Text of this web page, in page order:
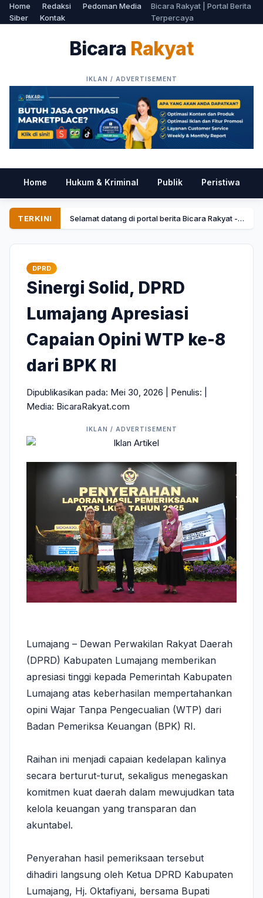
Home Redaksi
Pedoman Media
Siber
Kontak
Bicara Rakyat | Portal Berita
Terpercaya
Bicara Rakyat
Home Hukum & Kriminal Publik Peristiwa
TERKINI Selamat datang di portal berita Bicara Rakyat - Menyajikan informasi tercepat dan terpercaya.
DPRD
Sinergi Solid, DPRD
Lumajang Apresiasi
Capaian Opini WTP ke-8
dari BPK RI
Dipublikasikan pada: Mei 30, 2026 | Penulis:
Media: BicaraRakyat.com
Lumajang – Dewan Perwakilan Rakyat Daerah
(DPRD) Kabupaten Lumajang memberikan
apresiasi tinggi kepada Pemerintah Kabupaten
Lumajang atas keberhasilan mempertahankan
opini Wajar Tanpa Pengecualian (WTP) dari
Badan Pemeriksa Keuangan (BPK) RI.
Raihan ini menjadi capaian kedelapan kalinya
secara berturut-turut, sekaligus menegaskan
komitmen kuat daerah dalam mewujudkan tata
kelola keuangan yang transparan dan
akuntabel.
Penyerahan hasil pemeriksaan tersebut
dihadiri langsung oleh Ketua DPRD Kabupaten
Lumajang, Hj. Oktafiyani, bersama Bupati